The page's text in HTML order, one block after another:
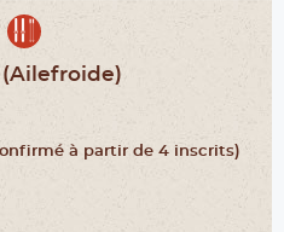
(Ailefroide)
à partir de 4 inscrits)